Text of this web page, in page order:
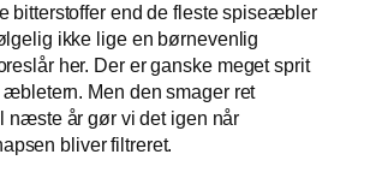
bitterstoffer end de fleste spiseæbler
ikke lige en børnevenlig
her. Der er ganske meget sprit
æbletern. Men den smager ret
næste år gør vi det igen når
bliver filtreret.